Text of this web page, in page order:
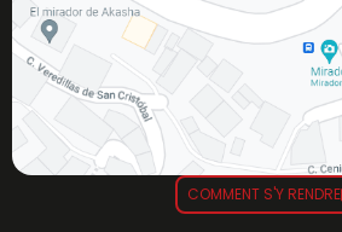
COMMENT S'Y RENDRE